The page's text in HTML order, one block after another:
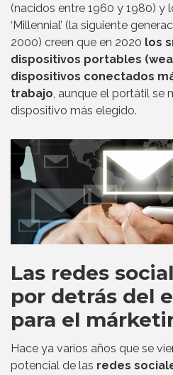
(nacidos entre 1960 y 1980) y
‘Millennial’ (la siguiente
2000) creen que en 2020 los
dispositivos portables
dispositivos conectados
trabajo , aunque el portátil se
dispositivo más elegido.
Las redes
por detrás del
para el
Hace ya varios años que se
potencial de las redes